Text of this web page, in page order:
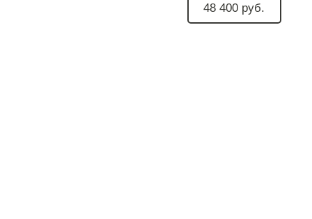
48 400 руб.